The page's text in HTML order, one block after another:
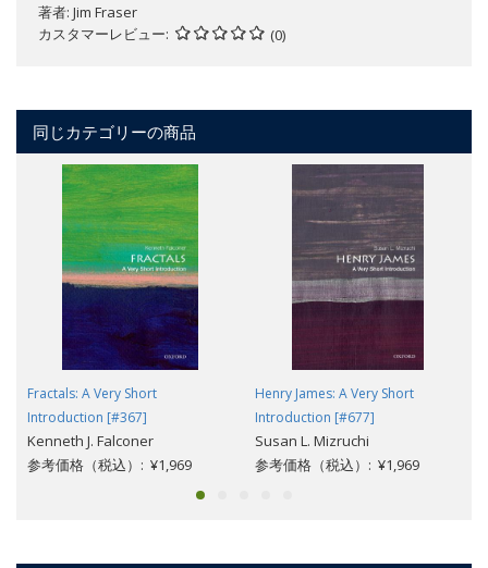
著者: Jim Fraser
カスタマーレビュー
(0)
同じカテゴリーの商品
Fractals: A Very Short
Introduction [#367]
Kenneth J. Falconer
参考価格（税込）: ¥1,969
Henry James: A Very Short
Introduction [#677]
Susan L. Mizruchi
参考価格（税込）: ¥1,969